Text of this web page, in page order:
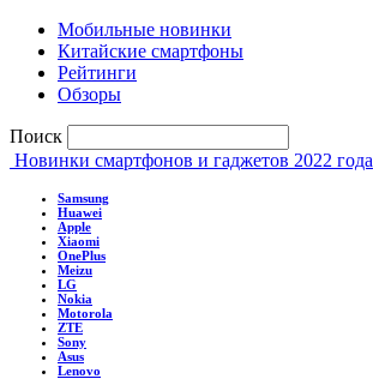
Мобильные новинки
Китайские смартфоны
Рейтинги
Обзоры
Поиск
Новинки смартфонов и гаджетов 2022 года
Samsung
Huawei
Apple
Xiaomi
OnePlus
Meizu
LG
Nokia
Motorola
ZTE
Sony
Asus
Lenovo